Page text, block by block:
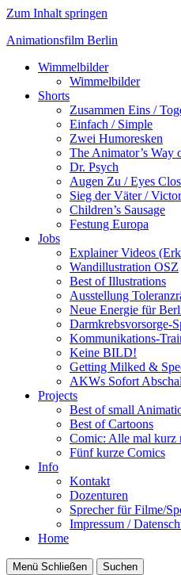
Zum Inhalt springen
Animationsfilm Berlin
Wimmelbilder
Wimmelbilder
Shorts
Zusammen Eins /
Einfach / Simple
Zwei Humoresken
The Animator’s Way
Dr. Psych
Augen Zu / Eyes
Sieg der Väter /
Children’s Sausage
Festung Europa
Jobs
Explainer Videos
Wandillustration OSZ
Best of Illustrations
Ausstellung
Neue Energie für
Darmkrebsvorsorge-
Kommunikations-
Keine BILD!
Getting Milked &
AKWs Sofort
Projects
Best of small
Best of Cartoons
Comic: Alle mal kurz
Fünf kurze Comics
Info
Kontakt
Dozenturen
Sprecher für Filme/
Impressum /
Home
Menü Schließen Suchen